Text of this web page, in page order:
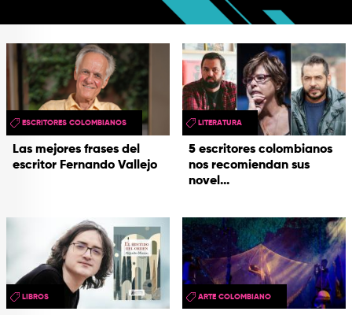
Las mejores frases del
escritor Fernando Vallejo
ESCRITORES COLOMBIANOS
5 escritores colombianos
nos recomiendan sus
novel...
LITERATURA
LIBROS ARTE COLOMBIANO